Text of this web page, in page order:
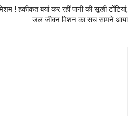
! हकीकत बयां कर रहीं पानी की सूखी टोंटियां,
जल जीवन मिशन का सच सामने आया